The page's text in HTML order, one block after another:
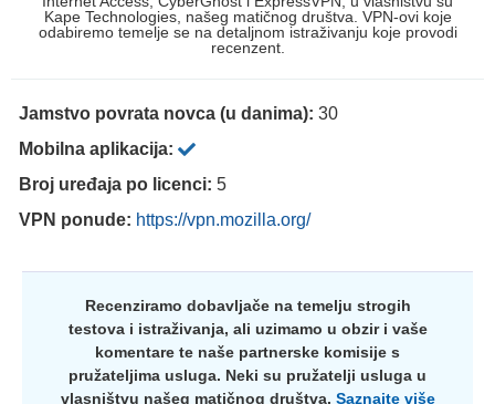
Kape Technologies, našeg matičnog društva. VPN-ovi koje
odabiremo temelje se na detaljnom istraživanju koje provodi
recenzent.
Jamstvo povrata novca (u danima): 30
Mobilna aplikacija:
Broj uređaja po licenci: 5
VPN ponude: https://vpn.mozilla.org/
Recenziramo dobavljače na temelju strogih
testova i istraživanja, ali uzimamo u obzir i vaše
komentare te naše partnerske komisije s
pružateljima usluga. Neki su pružatelji usluga u
vlasništvu našeg matičnog društva. Saznajte više